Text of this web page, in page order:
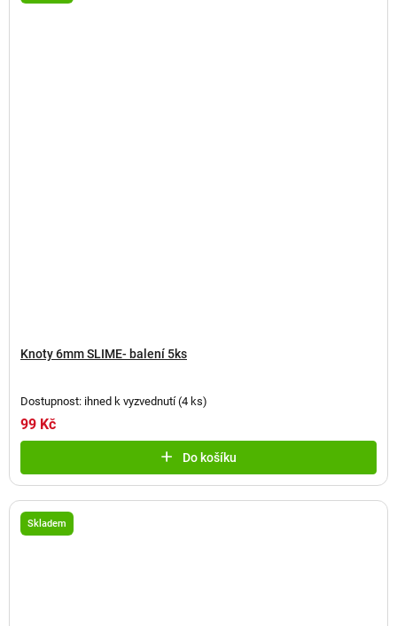
Knoty 6mm SLIME- balení 5ks
Dostupnost: ihned k vyzvednutí(4 ks)
99 Kč
Do košíku
Skladem